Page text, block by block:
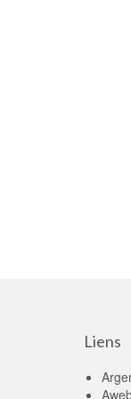
Liens